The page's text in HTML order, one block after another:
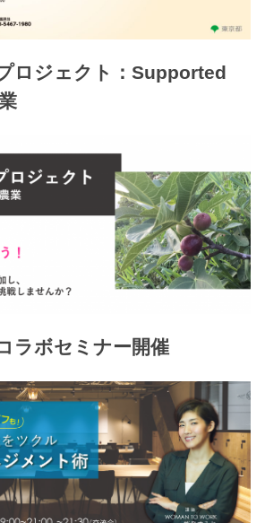
ロジェクト：Supported
ラボセミナー開催